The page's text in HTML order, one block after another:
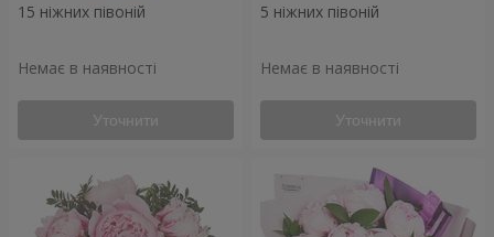
15 ніжних півоній
Немає в наявності
Уточнити
5 ніжних півоній
Немає в наявності
Уточнити